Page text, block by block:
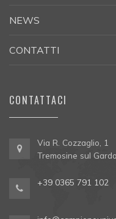
NEWS
CONTATTI
CONTATTACI
Via R. Cozzaglio, 1
Tremosine sul
+39 0365 791 102